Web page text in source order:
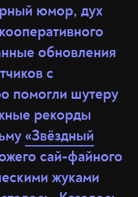
юмор, дух
обновления
с
помогли шутеру
рекорды
«Звёздный
сай-файного
жуками